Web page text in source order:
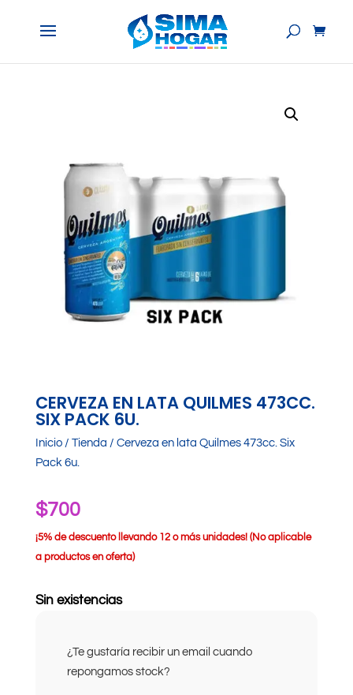
CERVEZA EN LATA QUILMES 473CC.
SIX PACK 6U.
Inicio/ Tienda / Cerveza en lata Quilmes 473cc. Six
Pack 6u.
$700
¡5% de descuento llevando 12 o más unidades! (No aplicable
a productos en oferta)
Sin existencias
¿Te gustaría recibir un email cuando
repongamos stock?